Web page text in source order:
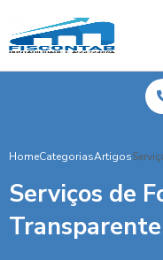
HomeCategoriasArtigos
Serviços de
Transparente